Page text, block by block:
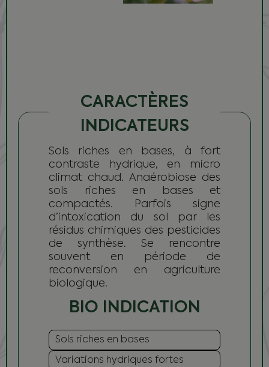
CARACTÈRES
INDICATEURS
Sols riches en bases, à fort
contraste hydrique, en micro
climat chaud. Anaérobiose des
sols riches en bases et
compactés. Parfois signe
d’intoxication du sol par les
résidus chimiques des pesticides
de synthèse. Se rencontre
souvent en période de
reconversion en agriculture
biologique.
BIO INDICATION
Sols riches en bases
Variations hydriques fortes